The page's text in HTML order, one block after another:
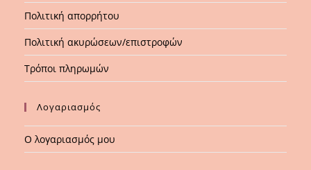
Πολιτική απορρήτου
Πολιτική ακυρώσεων/επιστροφών
Τρόποι πληρωμών
Λογαριασμός
Ο λογαριασμός μου